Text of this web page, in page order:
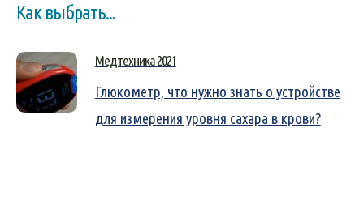
Как выбрать...
Медтехника 2021
Глюкометр, что нужно знать о устройстве
для измерения уровня сахара в крови?